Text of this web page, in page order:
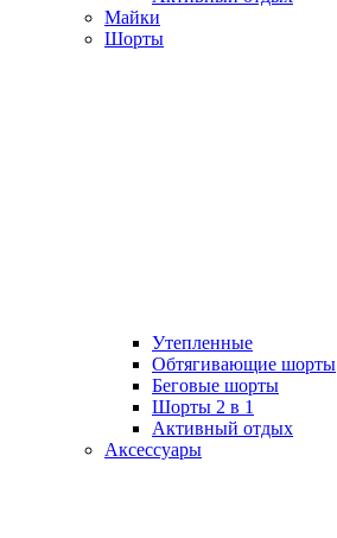
Майки
Шорты
Утепленные
Обтягивающие шорты
Беговые шорты
Шорты 2 в 1
Активный отдых
Аксессуары